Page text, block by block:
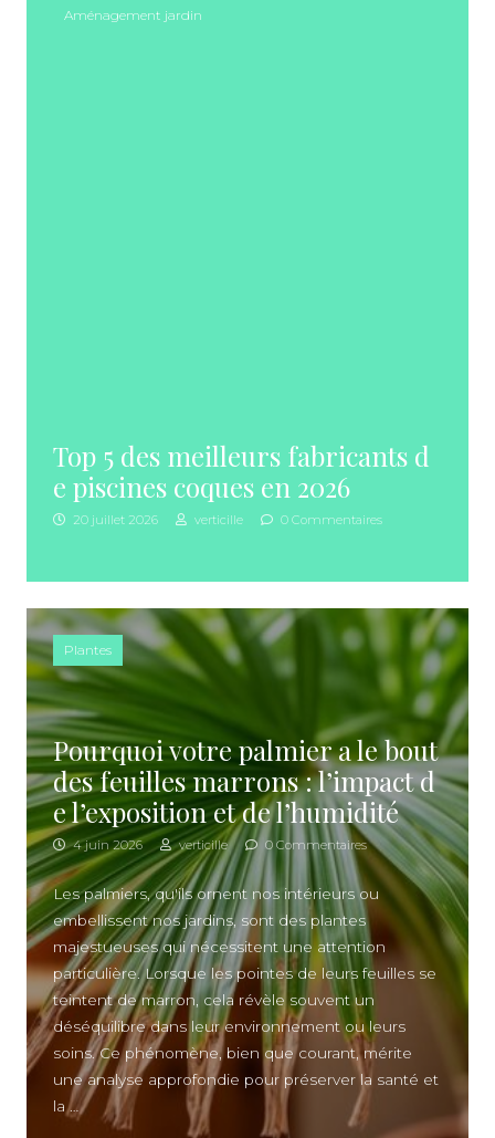
Aménagement jardin
Top 5 des meilleurs fabricants d
e piscines coques en 2026
20 juillet 2026 verticille 0 Commentaires
Plantes
Pourquoi votre palmier a le bout
des feuilles marrons : l’impact d
e l’exposition et de l’humidité
4 juin 2026 verticille 0 Commentaires
Les palmiers, qu'ils ornent nos intérieurs ou
embellissent nos jardins, sont des plantes
majestueuses qui nécessitent une attention
particulière. Lorsque les pointes de leurs feuilles se
teintent de marron, cela révèle souvent un
déséquilibre dans leur environnement ou leurs
soins. Ce phénomène, bien que courant, mérite
une analyse approfondie pour préserver la santé et
la …